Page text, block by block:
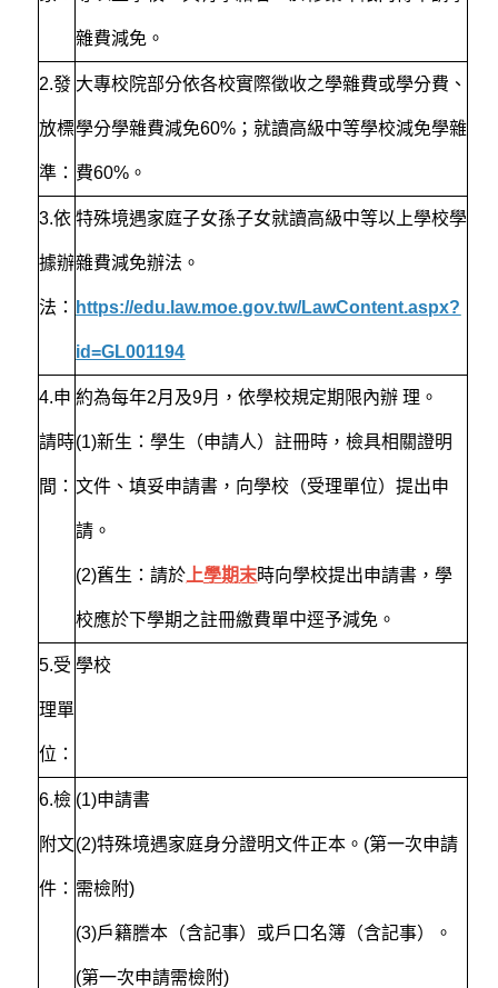
雜費減免。
2.發
放標
準：
大專校院部分依各校實際徵收之學雜費或學分費、
學分學雜費減免60%；就讀高級中等學校減免學雜
費60%。
3.依
據辦
法：
特殊境遇家庭子女孫子女就讀高級中等以上學校學
雜費減免辦法。
https://edu.law.moe.gov.tw/LawContent.aspx?
id=GL001194
4.申
請時
間：
約為每年2月及9月，依學校規定期限內辦 理。
(1)新生：學生（申請人）註冊時，檢具相關證明
文件、填妥申請書，向學校（受理單位）提出申
請。
(2)舊生：請於 上學期末時向學校提出申請書，學
校應於下學期之註冊繳費單中逕予減免。
5.受
理單
位：
學校
6.檢
附文
件：
(1)申請書
(2)特殊境遇家庭身分證明文件正本。(第一次申請
需檢附)
(3)戶籍謄本（含記事）或戶口名簿（含記事）。
(第一次申請需檢附)